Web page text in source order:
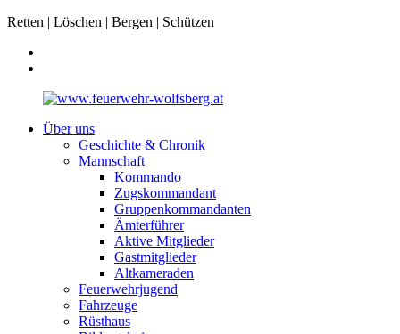
Retten | Löschen | Bergen | Schützen
Über uns
Geschichte & Chronik
Mannschaft
Kommando
Zugskommandant
Gruppenkommandanten
Ämterführer
Aktive Mitglieder
Gastmitglieder
Altkameraden
Feuerwehrjugend
Fahrzeuge
Rüsthaus